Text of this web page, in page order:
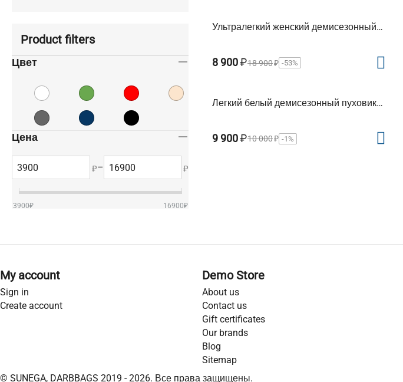
Ультралегкий женский демисезонный
8 900₽18 900₽ -53%
Легкий белый демисезонный пуховик
9 900₽10 000₽ -1%
Product filters
Цвет
Цена
₽– ₽
3900₽ 16900₽
My account
Sign in
Create account
Demo Store
About us
Contact us
Gift certificates
Our brands
Blog
Sitemap
© SUNEGA, DARBBAGS 2019 - 2026. Все права защищены.